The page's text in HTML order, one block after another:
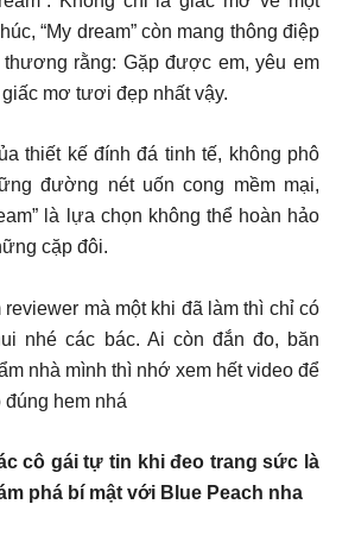
“My dream” còn mang thông điệp
rằng: Gặp được em, yêu em
mơ tươi đẹp nhất vậy.
thiết kế đính đá tinh tế, không phô
đường nét uốn cong mềm mại,
là lựa chọn không thể hoàn hảo
cặp đôi.
mà một khi đã làm thì chỉ có
nhé các bác. Ai còn đắn đo, băn
nhà mình thì nhớ xem hết video để
hem nhá
cô gái tự tin khi đeo trang sức là
phá bí mật với Blue Peach nha